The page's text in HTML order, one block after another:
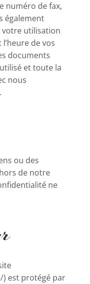
numéro de fax,
également
utilisation
de vos
documents
et toute la
nous
ou des
de notre
ne
) est protégé par